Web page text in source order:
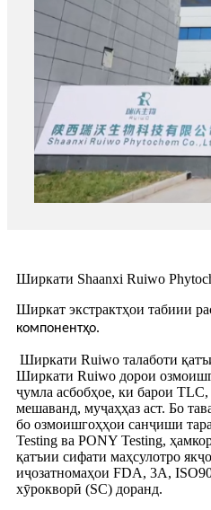
Ширкати Shaanxi Ruiwo
Ширкат экстрактҳои табиии
компонентҳо.
Ширкати Ruiwo талаботи
Ширкати Ruiwo дорои
ҷумла асбобҳое, ки барои
мешаванд, муҷаҳҳаз аст. Бо
бо озмоишгоҳҳои санҷиши
Testing ва PONY Testing,
қатъии сифати маҳсулотро
иҷозатномаҳои FDA, 3A,
хӯрокворӣ (SC) доранд.